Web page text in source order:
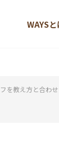
WAYS
を教え方と合わ